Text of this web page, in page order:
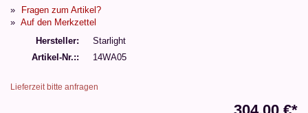
Fragen zum Artikel?
Auf den Merkzettel
Hersteller
Starlight
Artikel-Nr.:
14WA05
Lieferzeit bitte anfragen